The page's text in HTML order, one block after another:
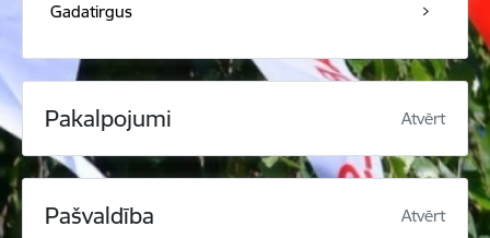
Gadatirgus
Pakalpojumi Atvērt
Pašvaldība Atvērt